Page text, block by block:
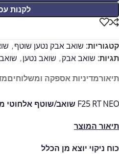
לקנות
קטגוריות: שואב אבק נטען שוטף,
תגיות: שואב אבק, שואב נטען,
תיאורמדיניות אספקה ומשלוחים
F25 RT NEO שואב/שוטף אלחוטי מבית ROBOROCK
תיאור המוצר
כוח ניקוי יוצא מן הכלל